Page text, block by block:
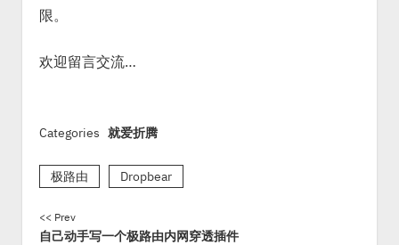
限。
欢迎留言交流…
Categories 就爱折腾
极路由 Dropbear
<< Prev
自己动手写一个极路由内网穿透插件